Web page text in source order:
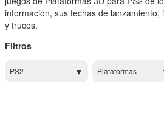
información, sus fechas de
y trucos.
Filtros
PS2 Plataformas